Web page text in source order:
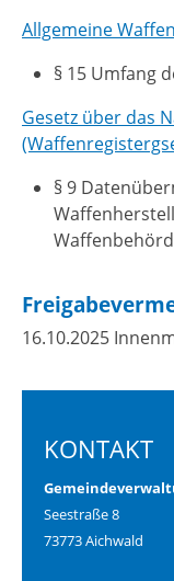
Allgemeine
§ 15 Umfang
Gesetz über das
§ 9
16.10.2025
KONTAKT
Seestraße 8
73773 Aichwald